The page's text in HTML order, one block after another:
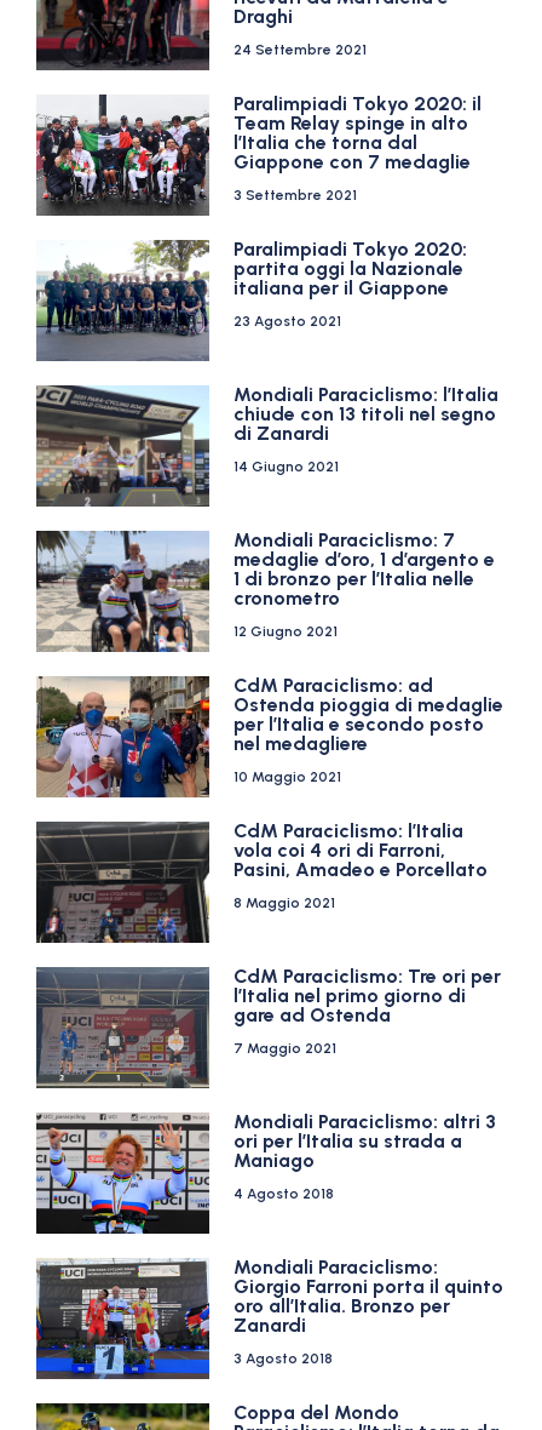
Draghi
24 Settembre 2021
Paralimpiadi Tokyo 2020: il
Team Relay spinge in alto
l’Italia che torna dal
Giappone con 7 medaglie
3 Settembre 2021
Paralimpiadi Tokyo 2020:
partita oggi la Nazionale
italiana per il Giappone
23 Agosto 2021
Mondiali Paraciclismo: l’Italia
chiude con 13 titoli nel segno
di Zanardi
14 Giugno 2021
Mondiali Paraciclismo: 7
medaglie d’oro, 1 d’argento e
1 di bronzo per l’Italia nelle
cronometro
12 Giugno 2021
CdM Paraciclismo: ad
Ostenda pioggia di medaglie
per l’Italia e secondo posto
nel medagliere
10 Maggio 2021
CdM Paraciclismo: l’Italia
vola coi 4 ori di Farroni,
Pasini, Amadeo e Porcellato
8 Maggio 2021
CdM Paraciclismo: Tre ori per
l’Italia nel primo giorno di
gare ad Ostenda
7 Maggio 2021
Mondiali Paraciclismo: altri 3
ori per l’Italia su strada a
Maniago
4 Agosto 2018
Mondiali Paraciclismo:
Giorgio Farroni porta il quinto
oro all’Italia. Bronzo per
Zanardi
3 Agosto 2018
Coppa del Mondo